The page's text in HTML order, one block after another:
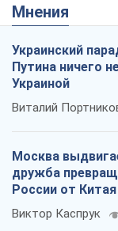
Мнения
Украинский
Путина ничего
Украиной
Виталий
Москва
дружба
России от Китая
Виктор Каспрук